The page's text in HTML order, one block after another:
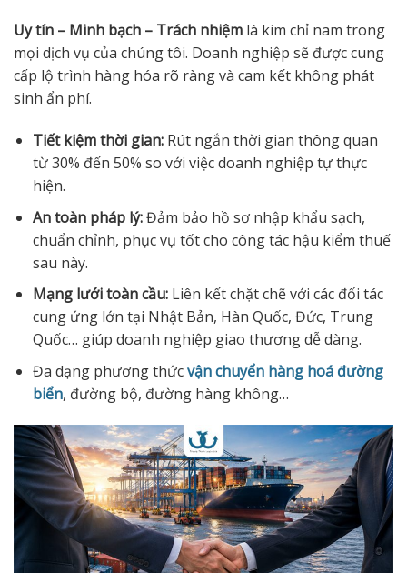
Uy tín – Minh bạch – Trách nhiệm là kim chỉ nam trong
mọi dịch vụ của chúng tôi. Doanh nghiệp sẽ được cung
cấp lộ trình hàng hóa rõ ràng và cam kết không phát
sinh ẩn phí.
Tiết kiệm thời gian:Rút ngắn thời gian thông quan
từ 30% đến 50% so với việc doanh nghiệp tự thực
hiện.
An toàn pháp lý:Đảm bảo hồ sơ nhập khẩu sạch,
chuẩn chỉnh, phục vụ tốt cho công tác hậu kiểm thuế
sau này.
Mạng lưới toàn cầu:Liên kết chặt chẽ với các đối tác
cung ứng lớn tại Nhật Bản, Hàn Quốc, Đức, Trung
Quốc… giúp doanh nghiệp giao thương dễ dàng.
Đa dạng phương thứcvận chuyển hàng hoá đường
biển, đường bộ, đường hàng không…